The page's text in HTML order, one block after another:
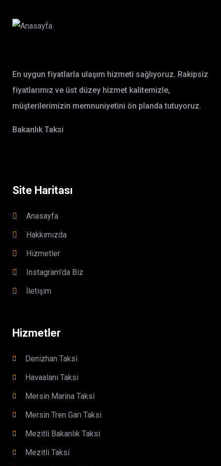
En uygun fiyatlarla ulaşım hizmeti sağlıyoruz. Rakipsiz
fiyatlarımız ve üst düzey hizmet kalitemizle,
müşterilerimizin memnuniyetini ön planda tutuyoruz.
Bakanlık Taksi
Site Haritası
Anasayfa
Hakkımızda
Hizmetler
Instagram'da Biz
İletişim
Hizmetler
Denizhan Taksi
Havaalanı Taksi
Mersin Marina Taksi
Mersin Tren Garı Taksi
Mezitli Bakanlık Taksi
Mezitli Taksi